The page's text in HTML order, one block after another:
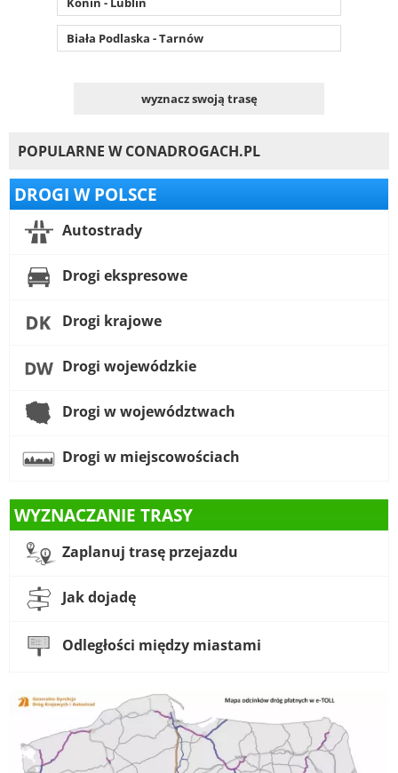
Biała Podlaska - Tarnów
wyznacz swoją trasę
POPULARNE W CONADROGACH.PL
DROGI W POLSCE
Autostrady
Drogi ekspresowe
Drogi krajowe
Drogi wojewódzkie
Drogi w województwach
Drogi w miejscowościach
WYZNACZANIE TRASY
Zaplanuj trasę przejazdu
Jak dojadę
Odległości między miastami